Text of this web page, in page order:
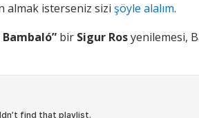
almak isterseniz sizi şöyle alalım.
bir Sigur Rosyenilemesi,